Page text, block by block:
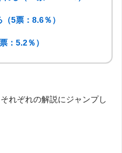
5票：8.6％）
：5.2％）
れぞれの解説にジャンプし